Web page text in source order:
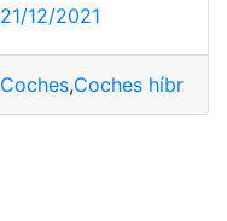
21/12/2021
Coches,Coches híbridos